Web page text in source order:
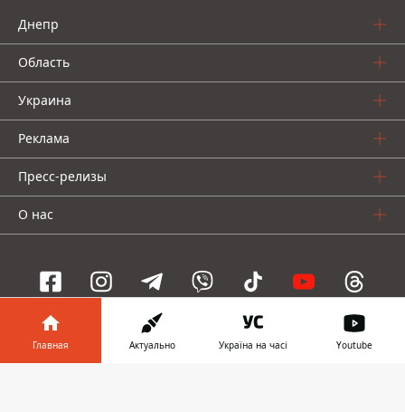
Днепр
Область
Украина
Реклама
Пресс-релизы
О нас
Информатор проекты
Главная Актуально Україна на часі Youtube